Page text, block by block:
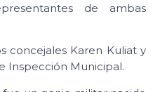
de ambas
concejales Karen Kuliat y
Inspección Municipal.